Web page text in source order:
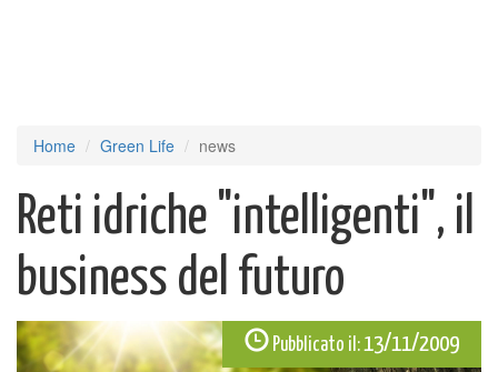
Home Green Life news
Reti idriche "intelligenti", il
business del futuro
Pubblicato il:13/11/2009